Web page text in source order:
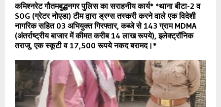
कमिश्नरेट गौतमबुद्धनगर पुलिस का सराहनीय कार्य* *थाना बीटा-2 व
SOG (ग्रेटर नोएडा) टीम द्वारा ड्रग्स तस्करी करने वाले एक विदेशी
नागरिक सहित 03 अभियुक्त गिरफ्तार, कब्जे से 143 ग्राम MDMA
(अंतर्राष्ट्रीय बाजार में कीमत करीब 14 लाख रूपये), इलेक्ट्रॉनिक
तराजू, एक स्कूटी व 17,500 रूपये नकद बरामद।*